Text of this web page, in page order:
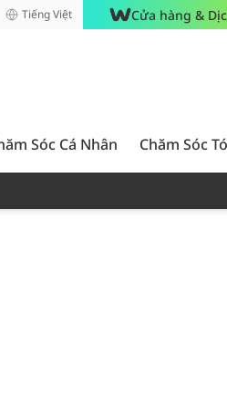
Tiếng Việt Cửa hàng &
Sóc Cá Nhân Chăm Sóc